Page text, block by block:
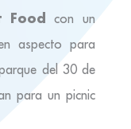
Food con un
aspecto para
del 30 de
para un picnic